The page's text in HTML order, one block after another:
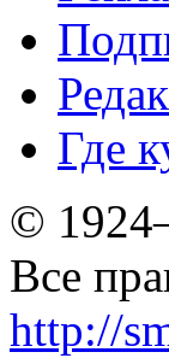
Где
©
Все
http://